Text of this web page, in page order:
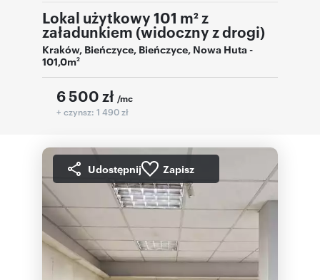
Lokal użytkowy 101 m² z
załadunkiem (widoczny z drogi)
Kraków, Bieńczyce, Bieńczyce, Nowa Huta-
101,0m2
6 500 zł /mc
+ czynsz: 1 490 zł
Udostępnij Zapisz